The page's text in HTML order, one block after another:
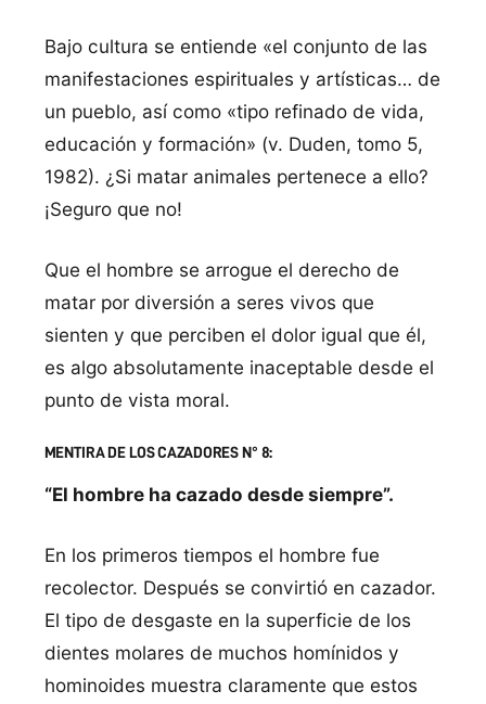
Bajo cultura se entiende «el conjunto de las
manifestaciones espirituales y artísticas… de
un pueblo, así como «tipo refinado de vida,
educación y formación» (v. Duden, tomo 5,
1982). ¿Si matar animales pertenece a ello?
¡Seguro que no!
Que el hombre se arrogue el derecho de
matar por diversión a seres vivos que
sienten y que perciben el dolor igual que él,
es algo absolutamente inaceptable desde el
punto de vista moral.
MENTIRA DE LOS CAZADORES N° 8:
“El hombre ha cazado desde siempre”.
En los primeros tiempos el hombre fue
recolector. Después se convirtió en cazador.
El tipo de desgaste en la superficie de los
dientes molares de muchos homínidos y
hominoides muestra claramente que estos